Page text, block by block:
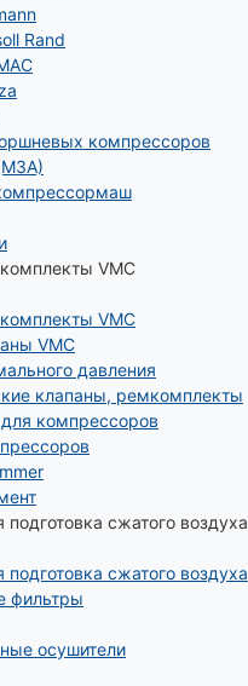
Rand
компрессоров
VMC
VMC
VMC
давления
клапаны, ремкомплекты
компрессоров
сжатого воздуха
сжатого воздуха
фильтры
осушители